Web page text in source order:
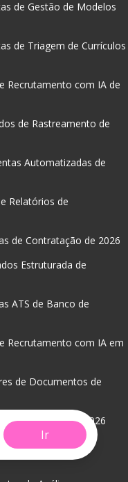
Ir
de Gestão de Modelos
de Triagem de Currículos
Recrutamento com IA de
de Rastreamento de
Automatizadas de
Relatórios de
de Contratação de 2026
Estruturada de
ATS de Banco de
Recrutamento com IA em
de Documentos de
Talentos para 2026
de Talent Pool